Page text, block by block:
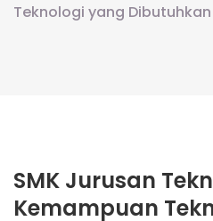
Teknologi yang Dibutuhkan
SMK Jurusan
Kemampuan